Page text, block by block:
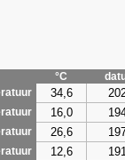
°C
34,6
16,0
26,6
12,6